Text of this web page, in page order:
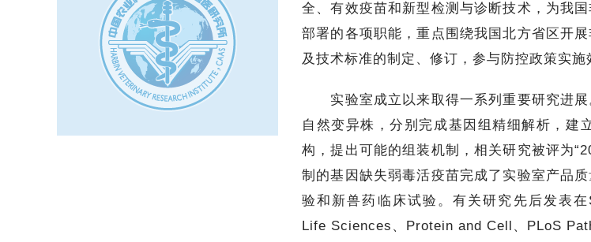
全、有效疫苗和新型检测与诊断技术，为我
部署的各项职能，重点围绕我国北方省区开
及技术标准的制定、修订，参与防控政策实施
实验室成立以来取得一系列重要研究进展
自然变异株，分别完成基因组精细解析，建
构，提出可能的组装机制，相关研究被评为
制的基因缺失弱毒活疫苗完成了实验室产品
验和新兽药临床试验。有关研究先后发表
Life Sciences、Protein and Cell、PLoS